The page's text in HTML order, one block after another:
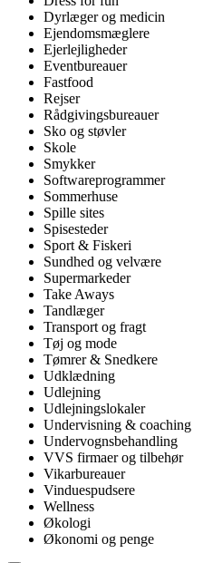
Dyrlæger og medicin
Ejendomsmæglere
Ejerlejligheder
Eventbureauer
Fastfood
Rejser
Rådgivingsbureauer
Sko og støvler
Skole
Smykker
Softwareprogrammer
Sommerhuse
Spille sites
Spisesteder
Sport & Fiskeri
Sundhed og velvære
Supermarkeder
Take Aways
Tandlæger
Transport og fragt
Tøj og mode
Tømrer & Snedkere
Udklædning
Udlejning
Udlejningslokaler
Undervisning & coaching
Undervognsbehandling
VVS firmaer og tilbehør
Vikarbureauer
Vinduespudsere
Wellness
Økologi
Økonomi og penge